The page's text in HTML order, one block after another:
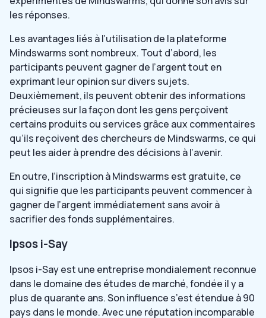
les réponses.
Les avantages liés à l’utilisation de la plateforme
Mindswarms sont nombreux. Tout d’abord, les
participants peuvent gagner de l’argent tout en
exprimant leur opinion sur divers sujets.
Deuxièmement, ils peuvent obtenir des informations
précieuses sur la façon dont les gens perçoivent
certains produits ou services grâce aux commentaires
qu’ils reçoivent des chercheurs de Mindswarms, ce qui
peut les aider à prendre des décisions à l’avenir.
En outre, l’inscription à Mindswarms est gratuite, ce
qui signifie que les participants peuvent commencer à
gagner de l’argent immédiatement sans avoir à
sacrifier des fonds supplémentaires.
Ipsos i-Say
Ipsos i-Say est une entreprise mondialement reconnue
dans le domaine des études de marché, fondée il y a
plus de quarante ans. Son influence s’est étendue à 90
pays dans le monde. Avec une réputation incomparable